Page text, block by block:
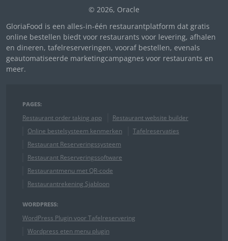
© 2026, Oracle
GloriaFood is een alles-in-één restaurantplatform dat gratis
online bestellen biedt voor restaurants voor levering, afhalen
en dineren, tafelreserveringen, vooraf bestellen, evenals
geautomatiseerde marketingcampagnes voor restaurants en
meer.
PAGES:
Restaurant order taking app
Restaurant website builder
Online bestelsysteem kenmerken
Tafelreservaties
Restaurant Reserveringssysteem
Restaurant Reserveringssoftware
Restaurantmenu met QR-code
Restaurantrekening Sjabloon
WORDPRESS:
WordPress Plugin voor Tafelreservering
Wordpress eten menu plugin